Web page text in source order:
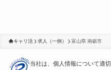
キャリ活 求人（一例） 富山県 南砺市
当社は、個人情報について適